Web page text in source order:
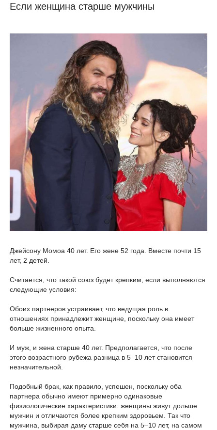
Если женщина старше мужчины
Джейсону Момоа 40 лет. Его жене 52 года. Вместе почти 15
лет, 2 детей.
Считается, что такой союз будет крепким, если выполняются
следующие условия:
Обоих партнеров устраивает, что ведущая роль в
отношениях принадлежит женщине, поскольку она имеет
больше жизненного опыта.
И муж, и жена старше 40 лет. Предполагается, что после
этого возрастного рубежа разница в 5–10 лет становится
незначительной.
Подобный брак, как правило, успешен, поскольку оба
партнера обычно имеют примерно одинаковые
физиологические характеристики: женщины живут дольше
мужчин и отличаются более крепким здоровьем. Так что
мужчина, выбирая даму старше себя на 5–10 лет, на самом